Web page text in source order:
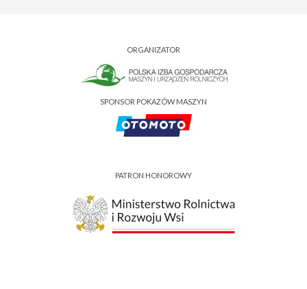
ORGANIZATOR
SPONSOR POKAZÓW MASZYN
PATRON HONOROWY